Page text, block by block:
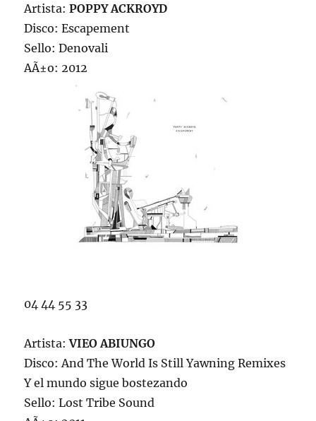
Artista:POPPY ACKROYD
Disco: Escapement
Sello: Denovali
AÃ±o: 2012
04 44 55 33
Artista:VIEO ABIUNGO
Disco: And The World Is Still Yawning Remixes
Y el mundo sigue bostezando
Sello: Lost Tribe Sound